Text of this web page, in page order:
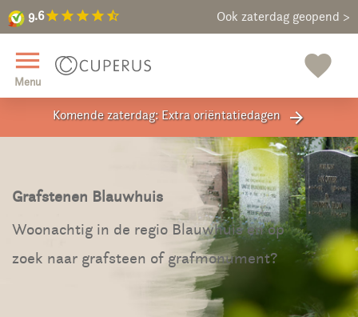
9.6star star star star star_half Ook zaterdag geopend >
9.6 Maak een vrijblijvende afspraak
menu
Menu favorite
close
Komende zaterdag: Extra oriëntatiedagen arrow_forward
Grafstenen Blauwhuis
Woonachtig in de regio Blauwhuis en op
zoek naar grafsteen of grafmonument?